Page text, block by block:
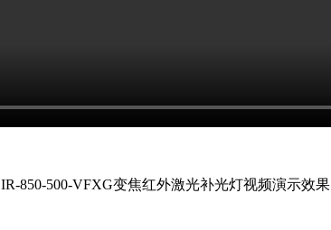
IR-850-500-VFXG变焦红外激光补光灯视频演示效果